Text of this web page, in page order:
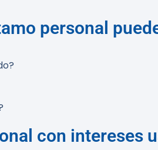
personal
con intereses